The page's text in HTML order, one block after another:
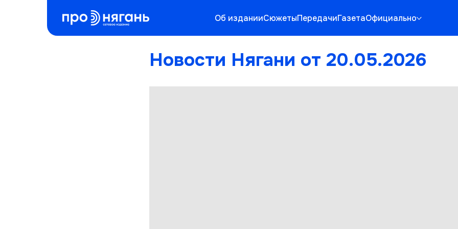
Об изданииСюжетыПередачиГазетаОфициально
Новости Нягани от 20.05.2026